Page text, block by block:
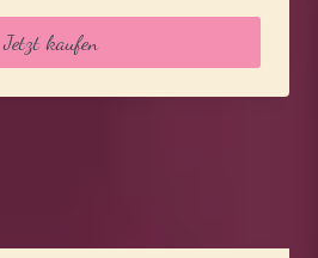
Jetzt kaufen